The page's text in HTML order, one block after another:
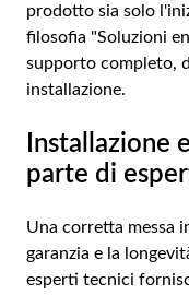
prodotto sia solo
filosofia "Soluzioni
supporto completo,
installazione.
Installazione
parte di
Una corretta messa
garanzia e la
esperti tecnici